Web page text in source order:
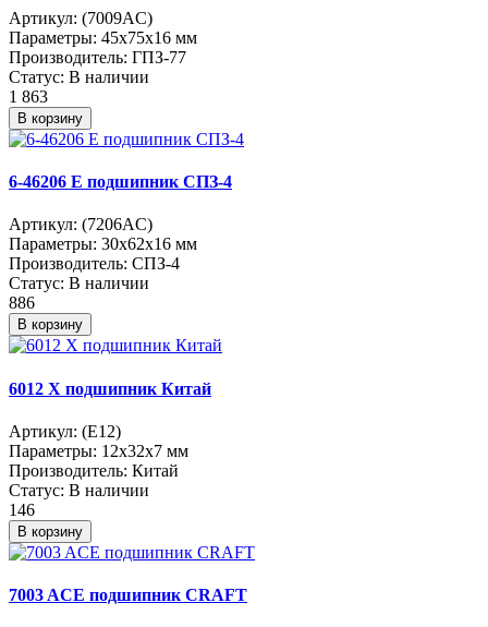
Артикул: (7009AC)
Параметры: 45x75x16 мм
Производитель: ГПЗ-77
Статус: В наличии
1 863
В корзину
6-46206 Е подшипник СПЗ-4
Артикул: (7206AC)
Параметры: 30x62x16 мм
Производитель: СПЗ-4
Статус: В наличии
886
В корзину
6012 Х подшипник Китай
Артикул: (E12)
Параметры: 12x32x7 мм
Производитель: Китай
Статус: В наличии
146
В корзину
7003 ACE подшипник CRAFT